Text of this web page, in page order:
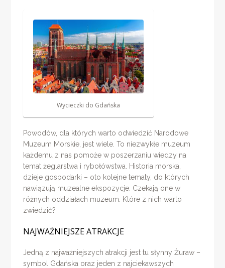
Wycieczki do Gdańska
Powodów, dla których warto odwiedzić Narodowe
Muzeum Morskie, jest wiele. To niezwykłe muzeum
każdemu z nas pomoże w poszerzaniu wiedzy na
temat żeglarstwa i rybołówstwa. Historia morska,
dzieje gospodarki – oto kolejne tematy, do których
nawiązują muzealne ekspozycje. Czekają one w
różnych oddziałach muzeum. Które z nich warto
zwiedzić?
NAJWAŻNIEJSZE ATRAKCJE
Jedną z najważniejszych atrakcji jest tu słynny Żuraw –
symbol Gdańska oraz jeden z najciekawszych